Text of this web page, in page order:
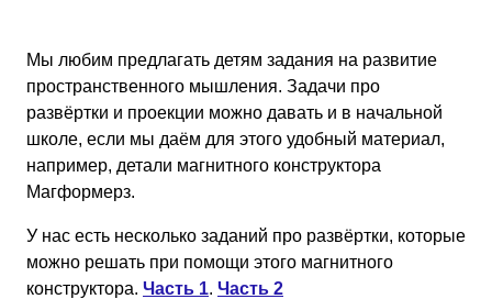
Мы любим предлагать детям задания на развитие
пространственного мышления. Задачи про
развёртки и проекции можно давать и в начальной
школе, если мы даём для этого удобный материал,
например, детали магнитного конструктора
Магформерз.
У нас есть несколько заданий про развёртки, которые
можно решать при помощи этого магнитного
конструктора. Часть 1. Часть 2